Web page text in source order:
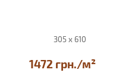
305 x 610
1472 грн./м²